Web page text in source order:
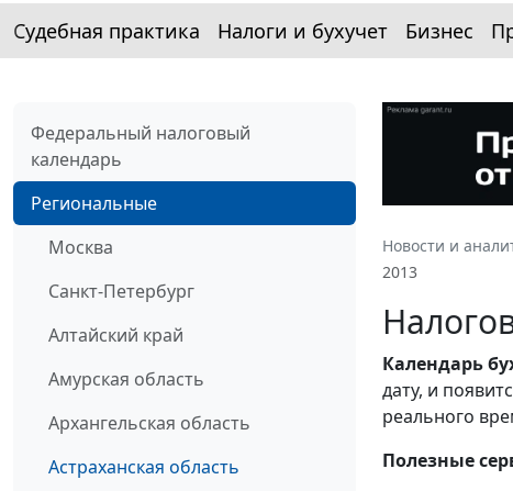
Судебная практика Налоги и бухучет Бизнес
Федеральный налоговый
календарь
Региональные
Москва
Санкт-Петербург
Алтайский край
Амурская область
Архангельская область
Астраханская область
Новости и
2013
Календарь
дату, и
реального
Полезные